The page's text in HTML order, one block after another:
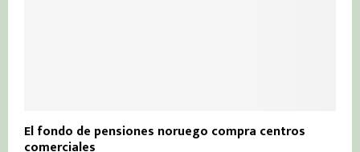
El fondo de pensiones noruego compra centros
comerciales